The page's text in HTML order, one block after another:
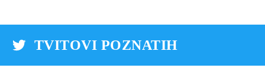
TVITOVI POZNATIH